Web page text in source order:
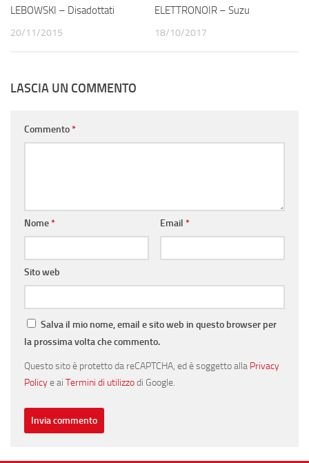
LEBOWSKI – Disadottati
20/11/2015
ELETTRONOIR – Suzu
18/10/2017
LASCIA UN COMMENTO
Commento*
Nome* Email *
Sito web
Salva il mio nome, email e sito web in questo browser per
la prossima volta che commento.
Questo sito è protetto da reCAPTCHA, ed è soggetto alla Privacy
Policye ai Termini di utilizzodi Google.